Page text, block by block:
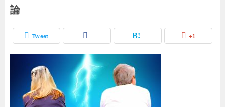
論
Tweet +1